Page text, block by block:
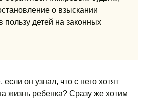
о взыскании
детей на законных
он узнал, что с него хотят
жизнь ребенка? Сразу же хотим